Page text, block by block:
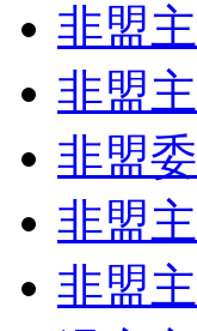
非盟
非盟
非盟
非盟
非盟